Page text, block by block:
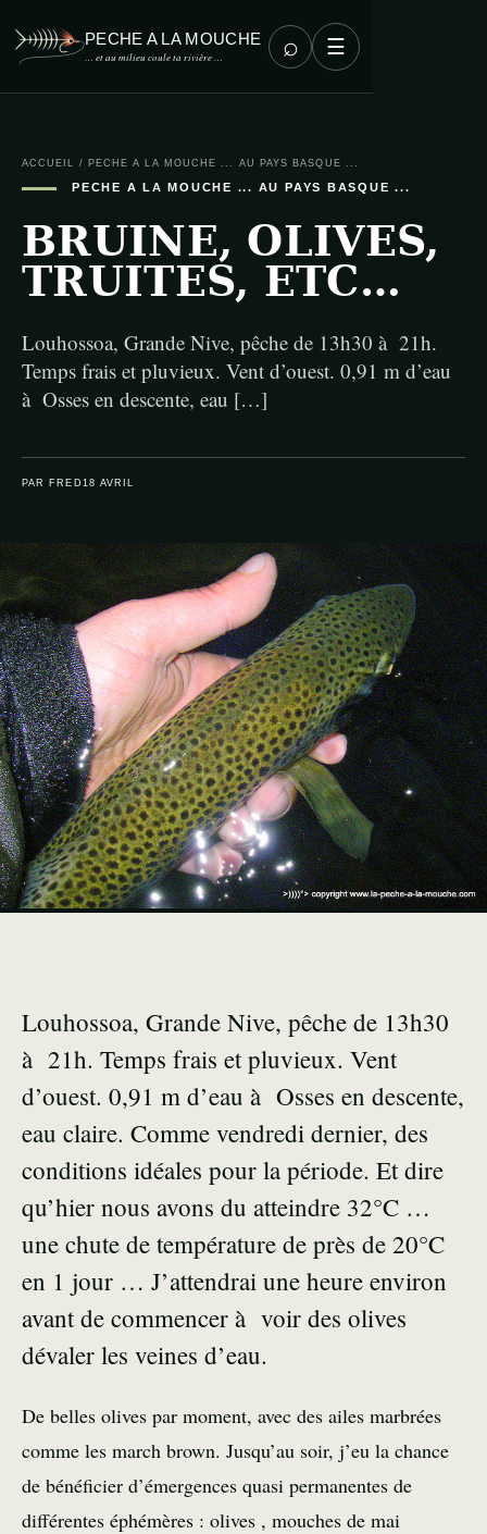
PECHE A LA MOUCHE
… et au milieu coule ta rivière … ⌕ ☰
ACCUEIL / PECHE A LA MOUCHE ... AU PAYS BASQUE ...
PECHE A LA MOUCHE ... AU PAYS BASQUE ...
BRUINE, OLIVES,
TRUITES, ETC…
Louhossoa, Grande Nive, pêche de 13h30 à 21h.
Temps frais et pluvieux. Vent d’ouest. 0,91 m d’eau
à Osses en descente, eau […]
PAR FRED 18 AVRIL
Louhossoa, Grande Nive, pêche de 13h30
à 21h. Temps frais et pluvieux. Vent
d’ouest. 0,91 m d’eau à Osses en descente,
eau claire. Comme vendredi dernier, des
conditions idéales pour la période. Et dire
qu’hier nous avons du atteindre 32°C …
une chute de température de près de 20°C
en 1 jour … J’attendrai une heure environ
avant de commencer à voir des olives
dévaler les veines d’eau.
De belles olives par moment, avec des ailes marbrées
comme les march brown. Jusqu’au soir, j’eu la chance
de bénéficier d’émergences quasi permanentes de
différentes éphémères : olives , mouches de mai